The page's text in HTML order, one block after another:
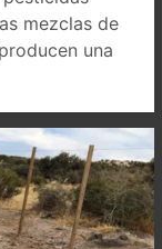
mezclas de
una